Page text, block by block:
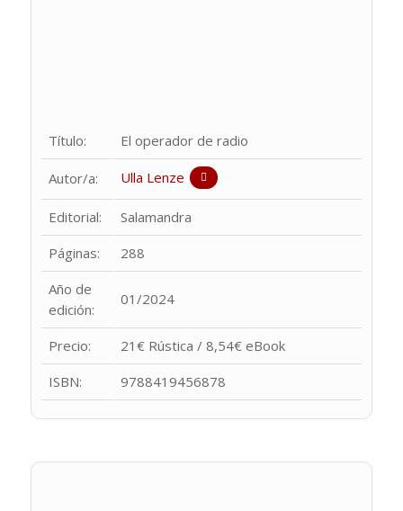
Título: El operador de radio
Autor/a: Ulla Lenze
Editorial:
Salamandra
Páginas:
288
Año de
edición:
01/2024
Precio:
21€ Rústica / 8,54€ eBook
ISBN:
9788419456878